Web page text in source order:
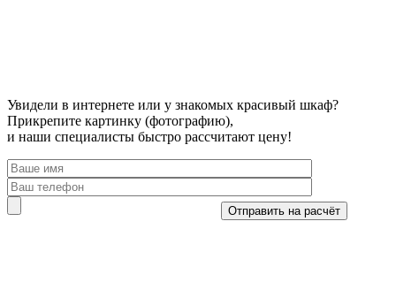
Увидели в интернете или у знакомых красивый шкаф?
Прикрепите картинку (фотографию),
и наши специалисты быстро рассчитают цену!